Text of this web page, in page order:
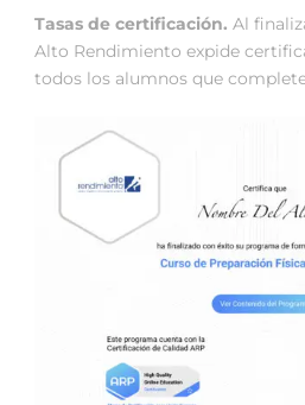
Tasas de certificación. Al
Alto Rendimiento expide
todos los alumnos que